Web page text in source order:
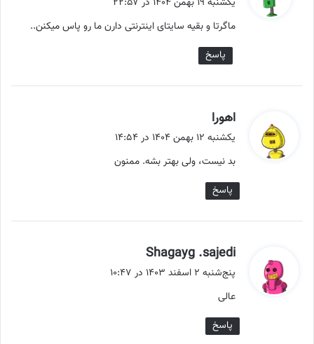
:
ماگرتا و بقیه سایتای اینترنتی دارن ما رو پاس میکنن..
پاسخ
اهورا
ف
:
یکشنبه ۱۲ بهمن ۱۴۰۴ در ۱۴:۵۴
بد نیست، ولی بهتر بشه. ممنون
پاسخ
Shagayg .sajedi
ف
پنج‌شنبه ۲ اسفند ۱۴۰۳ در ۱۰:۴۷
عالی
پاسخ